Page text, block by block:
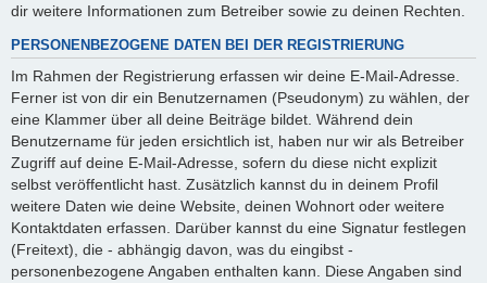
dir weitere Informationen zum Betreiber sowie zu deinen Rechten.
PERSONENBEZOGENE DATEN BEI DER REGISTRIERUNG
Im Rahmen der Registrierung erfassen wir deine E-Mail-Adresse.
Ferner ist von dir ein Benutzernamen (Pseudonym) zu wählen, der
eine Klammer über all deine Beiträge bildet. Während dein
Benutzername für jeden ersichtlich ist, haben nur wir als Betreiber
Zugriff auf deine E-Mail-Adresse, sofern du diese nicht explizit
selbst veröffentlicht hast. Zusätzlich kannst du in deinem Profil
weitere Daten wie deine Website, deinen Wohnort oder weitere
Kontaktdaten erfassen. Darüber kannst du eine Signatur festlegen
(Freitext), die - abhängig davon, was du eingibst -
personenbezogene Angaben enthalten kann. Diese Angaben sind